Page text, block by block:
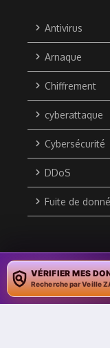
Antivirus
Arnaque
Chiffrement
cyberattaque
Cybersécurité
DDoS
Fuite de
Copyright © 2010 /
VÉRIFIER MES
Recherche par Veille
DOCUMENTS •